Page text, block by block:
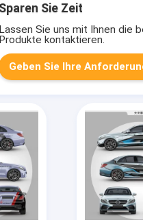
Sparen Sie Zeit
Lassen Sie uns mit Ihnen die
Produkte kontaktieren.
Geben Sie Ihre